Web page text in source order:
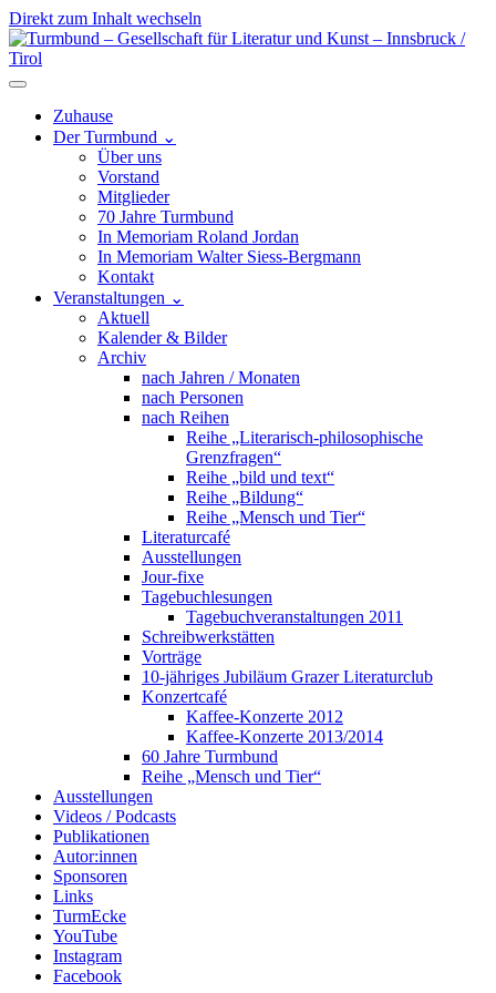
Direkt zum Inhalt wechseln
Hauptnavigation
Zuhause
Der Turmbund ⌄
Über uns
Vorstand
Mitglieder
70 Jahre Turmbund
In Memoriam Roland Jordan
In Memoriam Walter Siess-Bergmann
Kontakt
Veranstaltungen ⌄
Aktuell
Kalender & Bilder
Archiv
nach Jahren / Monaten
nach Personen
nach Reihen
Reihe „Literarisch-philosophische
Grenzfragen“
Reihe „bild und text“
Reihe „Bildung“
Reihe „Mensch und Tier“
Literaturcafé
Ausstellungen
Jour-fixe
Tagebuchlesungen
Tagebuchveranstaltungen 2011
Schreibwerkstätten
Vorträge
10-jähriges Jubiläum Grazer Literaturclub
Konzertcafé
Kaffee-Konzerte 2012
Kaffee-Konzerte 2013/2014
60 Jahre Turmbund
Reihe „Mensch und Tier“
Ausstellungen
Videos / Podcasts
Publikationen
Autor:innen
Sponsoren
Links
TurmEcke
YouTube
Instagram
Facebook